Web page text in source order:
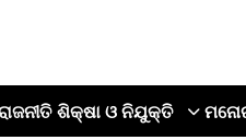
ଶିକ୍ଷା ଓ ନିଯୁକ୍ତି